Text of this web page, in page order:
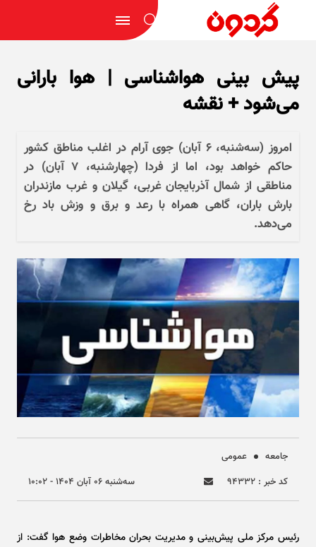
پیش بینی هواشناسی | هوا بارانی
می‌شود + نقشه
امروز (سه‌شنبه، ۶ آبان) جوی آرام در اغلب مناطق کشور
حاکم خواهد بود، اما از فردا (چهارشنبه، ۷ آبان) در
مناطقی از شمال آذربایجان غربی، گیلان و غرب مازندران
بارش باران، گاهی همراه با رعد و برق و وزش باد رخ
می‌دهد.
جامعه
عمومی
کد خبر : ۹۴۳۳۲
سه‌شنبه ۰۶ آبان ۱۴۰۴ - ۱۰:۰۲
رئیس مرکز ملی پیش‌بینی و مدیریت بحران مخاطرات وضع هوا گفت: از